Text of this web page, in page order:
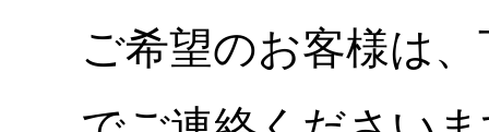
ご希望のお客様は